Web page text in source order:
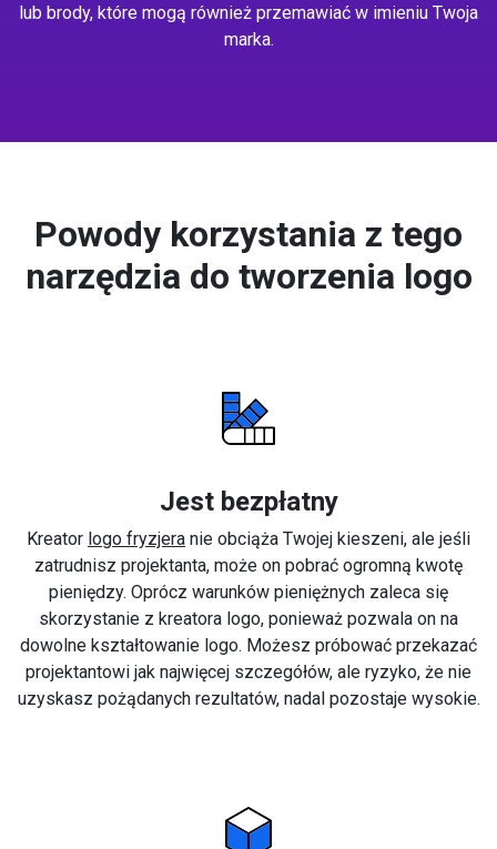
lub brody, które mogą również przemawiać w imieniu Twoja
marka.
Powody korzystania z tego
narzędzia do tworzenia logo
Jest bezpłatny
Kreator logo fryzjera nie obciąża Twojej kieszeni, ale jeśli
zatrudnisz projektanta, może on pobrać ogromną kwotę
pieniędzy. Oprócz warunków pieniężnych zaleca się
skorzystanie z kreatora logo, ponieważ pozwala on na
dowolne kształtowanie logo. Możesz próbować przekazać
projektantowi jak najwięcej szczegółów, ale ryzyko, że nie
uzyskasz pożądanych rezultatów, nadal pozostaje wysokie.